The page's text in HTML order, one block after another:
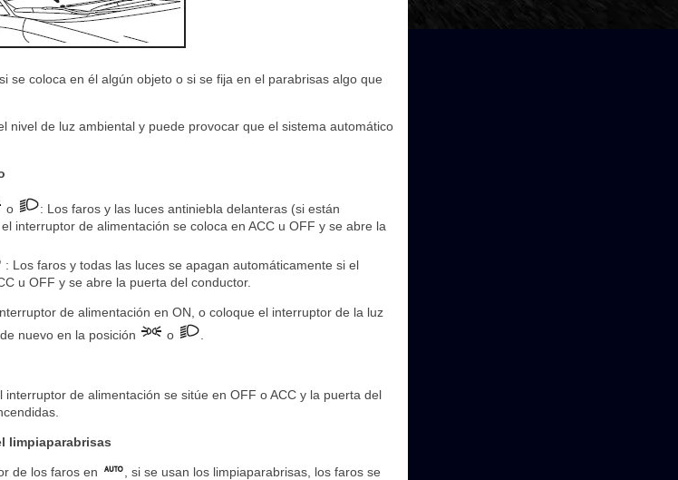
se coloca en él algún objeto o si se fija en el parabrisas algo que
nivel de luz ambiental y puede provocar que el sistema automático
o
: Los faros y las luces antiniebla delanteras (si están
interruptor de alimentación se coloca en ACC u OFF y se abre la
: Los faros y todas las luces se apagan automáticamente si el
u OFF y se abre la puerta del conductor.
de alimentación en ON, o coloque el interruptor de la luz
nuevo en la posición o
de alimentación se sitúe en OFF o ACC y la puerta del
limpiaparabrisas
de los faros en
, si se usan los limpiaparabrisas, los faros se